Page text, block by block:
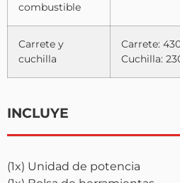
combustible
Carrete y
cuchilla
Carrete:
Cuchilla:
INCLUYE
(1x) Unidad de potencia